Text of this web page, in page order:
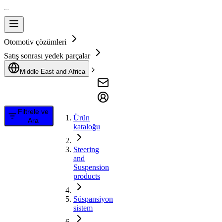
Otomotiv çözümleri
Satış sonrası yedek parçalar
Middle East and Africa
Filtrele ve
Ara
Ürün
kataloğu
Steering
and
Suspension
products
Süspansiyon
sistem